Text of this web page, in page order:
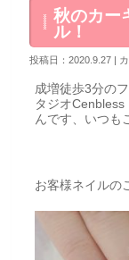
秋のカー
ル！
投稿日：2020.9.27 | カ
成増徒歩3分の
タジオ
んです、いつも
お客様ネイルの